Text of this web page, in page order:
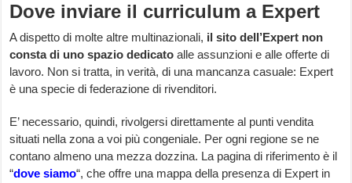
Dove inviare il curriculum a Expert
A dispetto di molte altre multinazionali, il sito dell’Expert non
consta di uno spazio dedicato alle assunzioni e alle offerte di
lavoro. Non si tratta, in verità, di una mancanza casuale: Expert
è una specie di federazione di rivenditori.
E’ necessario, quindi, rivolgersi direttamente al punti vendita
situati nella zona a voi più congeniale. Per ogni regione se ne
contano almeno una mezza dozzina. La pagina di riferimento è il
“dove siamo“, che offre una mappa della presenza di Expert in